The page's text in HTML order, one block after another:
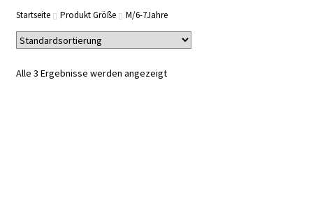
KINDER
ACCESSOIRES
Startseite Produkt Größe M/6-7Jahre
Alle 3 Ergebnisse werden angezeigt